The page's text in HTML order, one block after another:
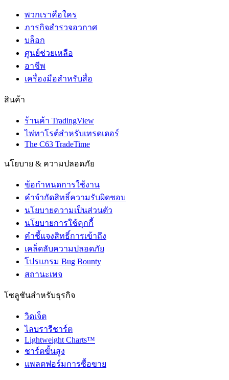
พวกเราคือใคร
ภารกิจสำรวจอวกาศ
บล็อก
ศูนย์ช่วยเหลือ
อาชีพ
เครื่องมือสำหรับสื่อ
สินค้า
ร้านค้า TradingView
ไพ่ทาโรต์สำหรับเทรดเดอร์
The C63 TradeTime
นโยบาย & ความปลอดภัย
ข้อกำหนดการใช้งาน
คำจำกัดสิทธิ์ความรับผิดชอบ
นโยบายความเป็นส่วนตัว
นโยบายการใช้คุกกี้
คำชี้แจงสิทธิ์การเข้าถึง
เคล็ดลับความปลอดภัย
โปรแกรม Bug Bounty
สถานะเพจ
โซลูชันสำหรับธุรกิจ
วิดเจ็ต
ไลบรารีชาร์ต
Lightweight Charts™
ชาร์ตขั้นสูง
แพลตฟอร์มการซื้อขาย